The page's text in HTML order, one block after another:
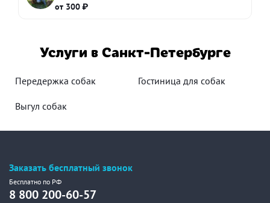
от 300 ₽
Услуги в Санкт-Петербурге
Передержка собак Гостиница для собак
Выгул собак
Заказать бесплатный звонок
Бесплатно по РФ
8 800 200-60-57